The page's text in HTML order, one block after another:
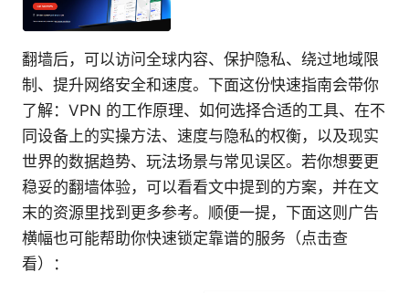
翻墙后，可以访问全球内容、保护隐私、绕过地域限
制、提升网络安全和速度。下面这份快速指南会带你
了解：VPN 的工作原理、如何选择合适的工具、在不
同设备上的实操方法、速度与隐私的权衡，以及现实
世界的数据趋势、玩法场景与常见误区。若你想要更
稳妥的翻墙体验，可以看看文中提到的方案，并在文
末的资源里找到更多参考。顺便一提，下面这则广告
横幅也可能帮助你快速锁定靠谱的服务（点击查
看）：